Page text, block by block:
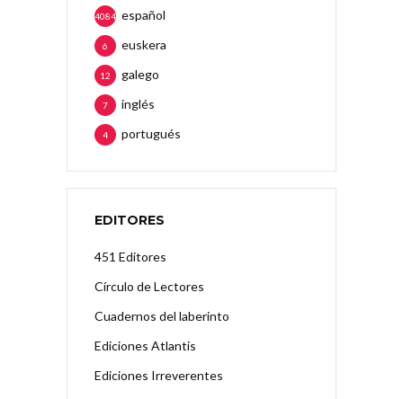
español
4084
euskera
6
galego
12
inglés
7
portugués
4
EDITORES
451 Editores
Círculo de Lectores
Cuadernos del laberinto
Ediciones Atlantis
Ediciones Irreverentes